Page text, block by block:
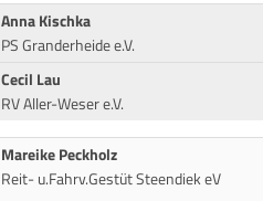
Anna Kischka
PS Granderheide e.V.
Cecil Lau
RV Aller-Weser e.V.
Mareike Peckholz
Reit- u.Fahrv.Gestüt Steendiek eV